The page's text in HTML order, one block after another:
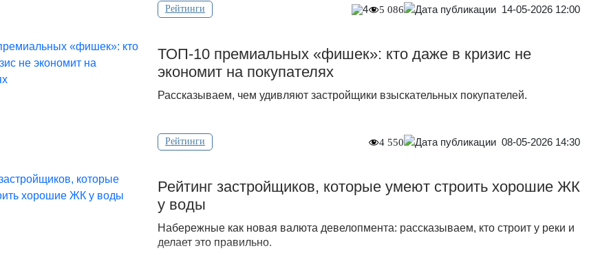
Рейтинги 4 5 086 14-05-2026 12:00
ТОП-10 премиальных «фишек»: кто даже в кризис не
экономит на покупателях
Рассказываем, чем удивляют застройщики взыскательных покупателей.
Рейтинги 4 550 08-05-2026 14:30
Рейтинг застройщиков, которые умеют строить хорошие ЖК
у воды
Набережные как новая валюта девелопмента: рассказываем, кто строит у реки и
делает это правильно.